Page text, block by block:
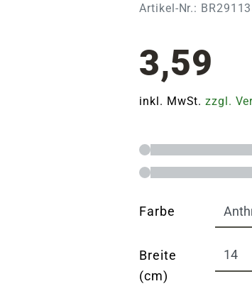
Artikel-Nr.:
3,59
inkl. MwSt.zzgl.
Farbe
Breite
(cm)